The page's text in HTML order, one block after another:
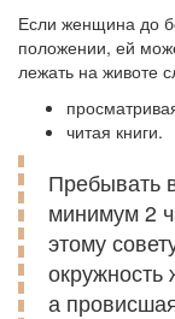
Если женщина до
положении, ей
лежать на животе
читая книги.
Пребывать
минимум 2
этому
окружность
а